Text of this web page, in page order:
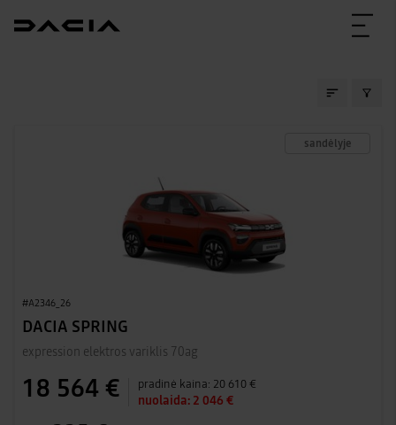
SANDĖLIO
sandėlyje
#A2346_26
DACIA SPRING
expression elektros variklis 70ag
18 564 € pradinė kaina: 20 610 €
nuolaida: 2 046 €